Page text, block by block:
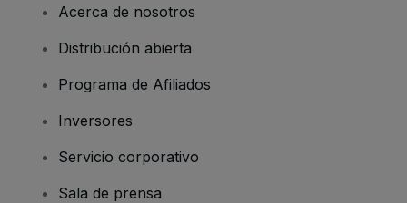
Acerca de nosotros
Distribución abierta
Programa de Afiliados
Inversores
Servicio corporativo
Sala de prensa